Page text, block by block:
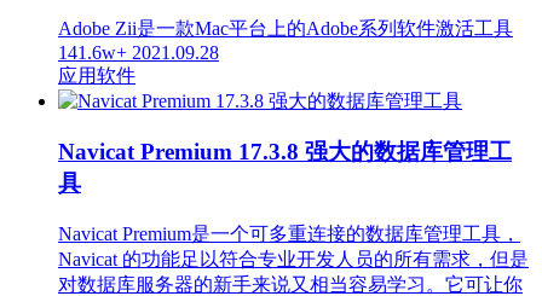
Adobe Zii是一款Mac平台上的Adobe系列软件激活工具
141.6w+ 2021.09.28
应用软件
Navicat Premium 17.3.8 强大的数据库管理工
具
Navicat Premium是一个可多重连接的数据库管理工具，
Navicat 的功能足以符合专业开发人员的所有需求，但是
对数据库服务器的新手来说又相当容易学习。它可让你